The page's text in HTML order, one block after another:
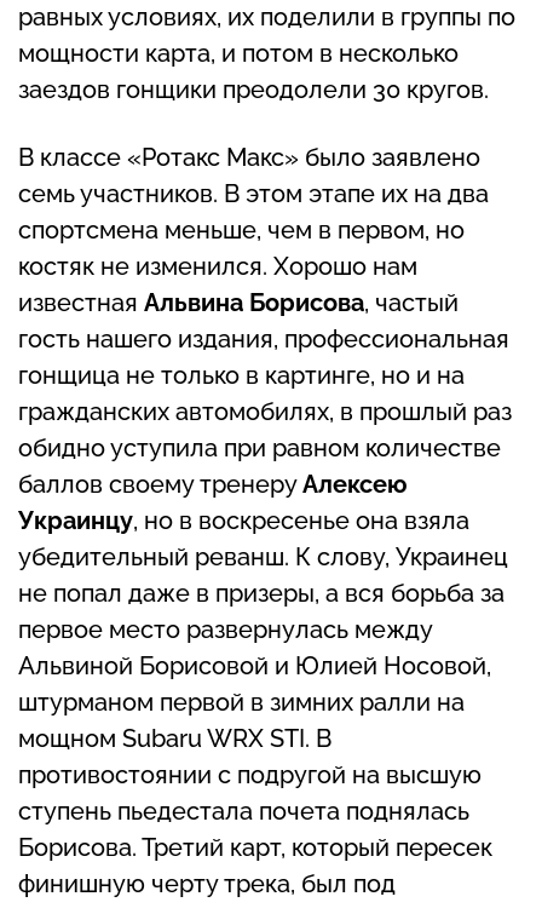
равных условиях, их поделили в группы по
мощности карта, и потом в несколько
заездов гонщики преодолели 30 кругов.
В классе «Ротакс Макс» было заявлено
семь участников. В этом этапе их на два
спортсмена меньше, чем в первом, но
костяк не изменился. Хорошо нам
известная Альвина Борисова, частый
гость нашего издания, профессиональная
гонщица не только в картинге, но и на
гражданских автомобилях, в прошлый раз
обидно уступила при равном количестве
баллов своему тренеруАлексею
Украинцу, но в воскресенье она взяла
убедительный реванш. К слову, Украинец
не попал даже в призеры, а вся борьба за
первое место развернулась между
Альвиной Борисовой и Юлией Носовой,
штурманом первой в зимних ралли на
мощном Subaru WRX STI. В
противостоянии с подругой на высшую
ступень пьедестала почета поднялась
Борисова. Третий карт, который пересек
финишную черту трека, был под